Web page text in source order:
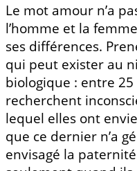
Le mot amour n’a
l’homme et la
ses différences.
qui peut exister au
biologique : entre
recherchent
lequel elles ont
que ce dernier n’a
envisagé la